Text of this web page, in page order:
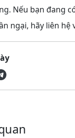
Nếu bạn đang
ngại, hãy liên hệ